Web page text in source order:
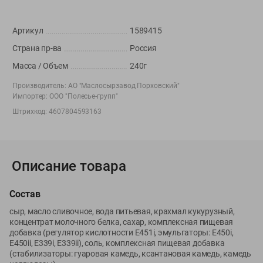
©2026ООО «ГРИНрозница» - Доставка продуктов питания в
Минске.
Юридическая информация и условия пользовательского
соответствии с законодательством об обращениях граждан и
юридических лиц: Отдел торговли и услуг Администрации
Номер и адрес электронной почты лица, уполномоченного
продавцом рассматривать обращения покупателей о нарушении их
прав, предусмотренных законодательством о защите прав
потребителей: +375 44 560-60-61, shop@green-dostavka.by.
Способы оплаты товара:
Артикул
1589415
Страна пр-ва
Россия
Масса / Объем
240г
Производитель: АО "Маслосырзавод Порховский"
Импортер: ООО "Полесье-групп"
Штрихкод:4607804593163
Описание товара
Состав
сыр, масло сливочное, вода питьевая, крахмал кукурузный,
концентрат молочного белка, сахар, комплексная пищевая
добавка (регулятор кислотности Е451i, эмульгаторы: E450i,
E450ii, E339i, E339ii), соль, комплексная пищевая добавка
(стабилизаторы: гуаровая камедь, ксантановая камедь, камедь